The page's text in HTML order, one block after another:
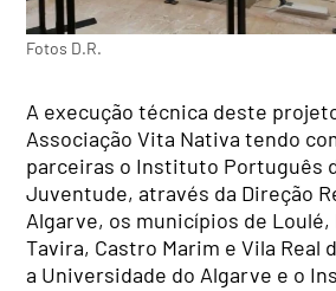
Fotos D.R.
A execução técnica deste
Associação Vita Nativa tendo
parceiras o Instituto Português
Juventude, através da Direção
Algarve, os municípios de Loulé,
Tavira, Castro Marim e Vila Real
a Universidade do Algarve e o